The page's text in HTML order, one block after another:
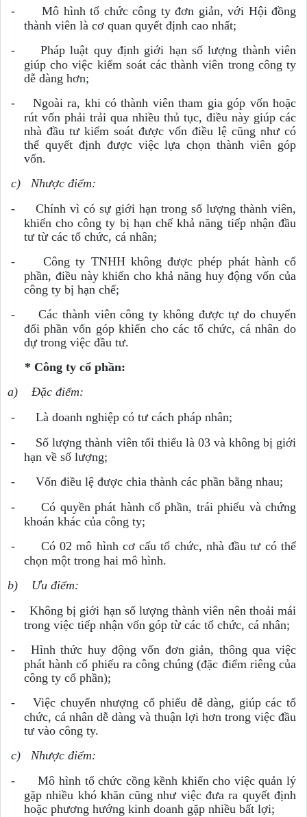
-
Mô hình tổ chức công ty đơn giản, với Hội đồng
thành viên là cơ quan quyết định cao nhất;
-
Pháp luật quy định giới hạn số lượng thành viên
giúp cho việc kiểm soát các thành viên trong công ty
dễ dàng hơn;
-
Ngoài ra, khi có thành viên tham gia góp vốn hoặc
rút vốn phải trải qua nhiều thủ tục, điều này giúp các
nhà đầu tư kiểm soát được vốn điều lệ cũng như có
thể quyết định được việc lựa chọn thành viên góp
vốn.
c)
Nhược điểm:
-
Chính vì có sự giới hạn trong số lượng thành viên,
khiến cho công ty bị hạn chế khả năng tiếp nhận đầu
tư từ các tổ chức, cá nhân;
-
Công ty TNHH không được phép phát hành cổ
phần, điều này khiến cho khả năng huy động vốn của
công ty bị hạn chế;
-
Các thành viên công ty không được tự do chuyển
đổi phần vốn góp khiến cho các tổ chức, cá nhân do
dự trong việc đầu tư.
* Công ty cổ phần:
a)
Đặc điểm:
-
Là doanh nghiệp có tư cách pháp nhân;
-
Số lượng thành viên tối thiểu là 03 và không bị giới
hạn về số lượng;
-
Vốn điều lệ được chia thành các phần bằng nhau;
-
Có quyền phát hành cổ phần, trái phiếu và chứng
khoán khác của công ty;
-
Có 02 mô hình cơ cấu tổ chức, nhà đầu tư có thể
chọn một trong hai mô hình.
b)
Ưu điểm:
-
Không bị giới hạn số lượng thành viên nên thoải mái
trong việc tiếp nhận vốn góp từ các tổ chức, cá nhân;
-
Hình thức huy động vốn đơn giản, thông qua việc
phát hành cổ phiếu ra công chúng (đặc điểm riêng của
công ty cổ phần);
-
Việc chuyển nhượng cổ phiếu dễ dàng, giúp các tổ
chức, cá nhân dễ dàng và thuận lợi hơn trong việc đầu
tư vào công ty.
c)
Nhược điểm:
-
Mô hình tổ chức cồng kềnh khiến cho việc quản lý
gặp nhiều khó khăn cũng như việc đưa ra quyết định
hoặc phương hướng kinh doanh gặp nhiều bất lợi;